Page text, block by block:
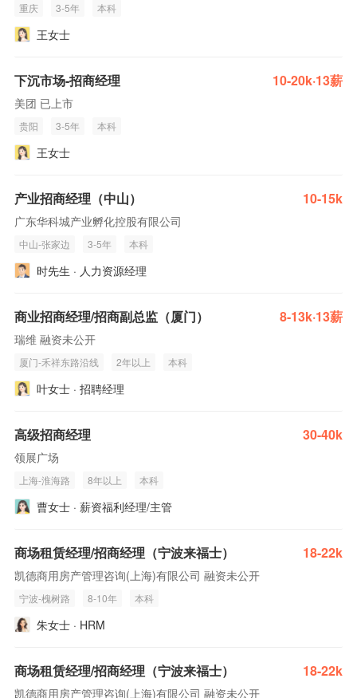
重庆 3-5年 本科
王女士
下沉市场-招商经理 10-20k·13薪
美团 已上市
贵阳 3-5年 本科
王女士
产业招商经理（中山） 10-15k
广东华科城产业孵化控股有限公司
中山-张家边 3-5年 本科
时先生 · 人力资源经理
商业招商经理/招商副总监（厦门） 8-13k·13薪
瑞维 融资未公开
厦门-禾祥东路沿线 2年以上 本科
叶女士 · 招聘经理
高级招商经理 30-40k
领展广场
上海-淮海路 8年以上 本科
曹女士 · 薪资福利经理/主管
商场租赁经理/招商经理（宁波来福士） 18-22k
凯德商用房产管理咨询(上海)有限公司 融资未公开
宁波-槐树路 8-10年 本科
朱女士 · HRM
商场租赁经理/招商经理（宁波来福士） 18-22k
凯德商用房产管理咨询(上海)有限公司 融资未公开